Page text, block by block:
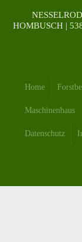
HOMBUSCH |
Home
Maschinenhaus
Datenschutz